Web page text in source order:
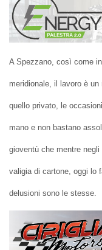
A Spezzano, così come
meridionale, il lavoro è
quello privato, le
mano e non bastano
gioventù che mentre
valigia di cartone, oggi lo
delusioni sono le stesse.